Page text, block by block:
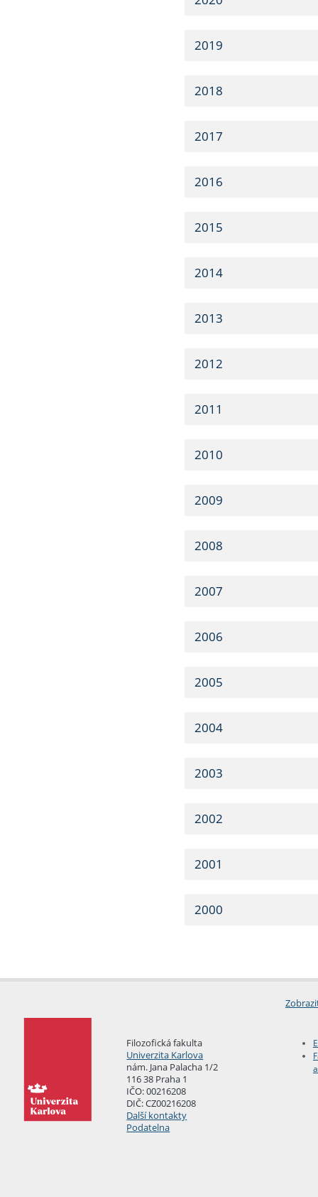
2019
2018
2017
2016
2015
2014
2013
2012
2011
2010
2009
2008
2007
2006
2005
2004
2003
2002
2001
2000
Filozofická fakulta
Univerzita Karlova
nám. Jana Palacha 1/2
116 38 Praha 1
IČO: 00216208
DIČ: CZ00216208
Další kontakty
Podatelna